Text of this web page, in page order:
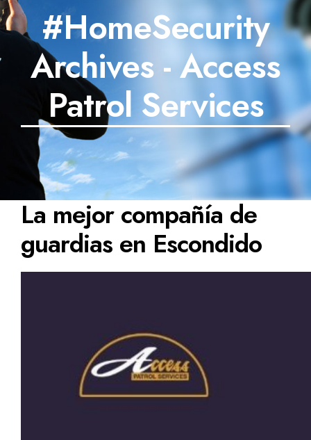
#HomeSecurity
Archives - Access
Patrol Services
La mejor compañía de
guardias en Escondido